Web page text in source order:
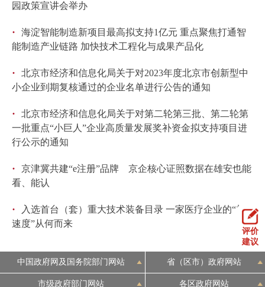
园政策宣讲会举办
·
海淀智能制造新项目最高拟支持1亿元 重点聚焦打通智
能制造产业链路 加快技术工程化与成果产品化
·
北京市经济和信息化局关于对2023年度北京市创新型中
小企业到期复核通过的企业名单进行公告的通知
·
北京市经济和信息化局关于对第二轮第三批、第二轮第
一批重点“小巨人”企业高质量发展奖补资金拟支持项目进
行公示的通知
·
京津冀共建“e注册”品牌 京企核心证照数据在雄安也能
看、能认
·
入选首台（套）重大技术装备目录 一家医疗企业的“加
速度”从何而来
评价
建议
中国政府网及国务院部门网站 省（区市）政府网站
市级政府部门网站 各区政府网站